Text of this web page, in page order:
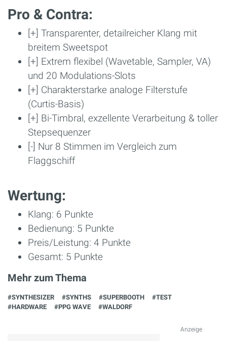
Pro & Contra:
[+] Transparenter, detailreicher Klang mit
breitem Sweetspot
[+] Extrem flexibel (Wavetable, Sampler, VA)
und 20 Modulations-Slots
[+] Charakterstarke analoge Filterstufe
(Curtis-Basis)
[+] Bi-Timbral, exzellente Verarbeitung & toller
Stepsequenzer
[-] Nur 8 Stimmen im Vergleich zum
Flaggschiff
Wertung:
Klang: 6 Punkte
Bedienung: 5 Punkte
Preis/Leistung: 4 Punkte
Gesamt: 5 Punkte
Mehr zum Thema
#SYNTHESIZER #SYNTHS #SUPERBOOTH
#TEST
#HARDWARE
#PPG WAVE #WALDORF
Anzeige